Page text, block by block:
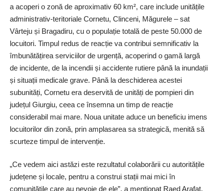
a acoperi o zonă de aproximativ 60 km², care include unitățile
administrativ-teritoriale Cornetu, Clinceni, Măgurele – sat
Vârteju și Bragadiru, cu o populație totală de peste 50.000 de
locuitori. Timpul redus de reacție va contribui semnificativ la
îmbunătățirea serviciilor de urgență, acoperind o gamă largă
de incidente, de la incendii și accidente rutiere până la inundații
și situații medicale grave. Până la deschiderea acestei
subunități, Cornetu era deservită de unități de pompieri din
județul Giurgiu, ceea ce însemna un timp de reacție
considerabil mai mare. Noua unitate aduce un beneficiu imens
locuitorilor din zonă, prin amplasarea sa strategică, menită să
scurteze timpul de intervenție.
„Ce vedem aici astăzi este rezultatul colaborării cu autoritățile
județene și locale, pentru a construi stații mai mici în
comunitățile care au nevoie de ele”, a menționat Raed Arafat.